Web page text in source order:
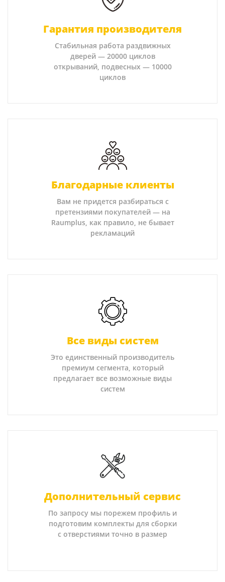
Гарантия производителя
Стабильная работа раздвижных
дверей — 20000 циклов
открываний, подвесных — 10000
циклов
Благодарные клиенты
Вам не придется разбираться с
претензиями покупателей — на
Raumplus, как правило, не бывает
рекламаций
Все виды систем
Это единственный производитель
премиум сегмента, который
предлагает все возможные виды
систем
Дополнительный сервис
По запросу мы порежем профиль и
подготовим комплекты для сборки
с отверстиями точно в размер